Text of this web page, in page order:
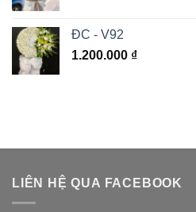
ĐC - V92
1.200.000 ₫
LIÊN HỆ QUA FACEBOOK